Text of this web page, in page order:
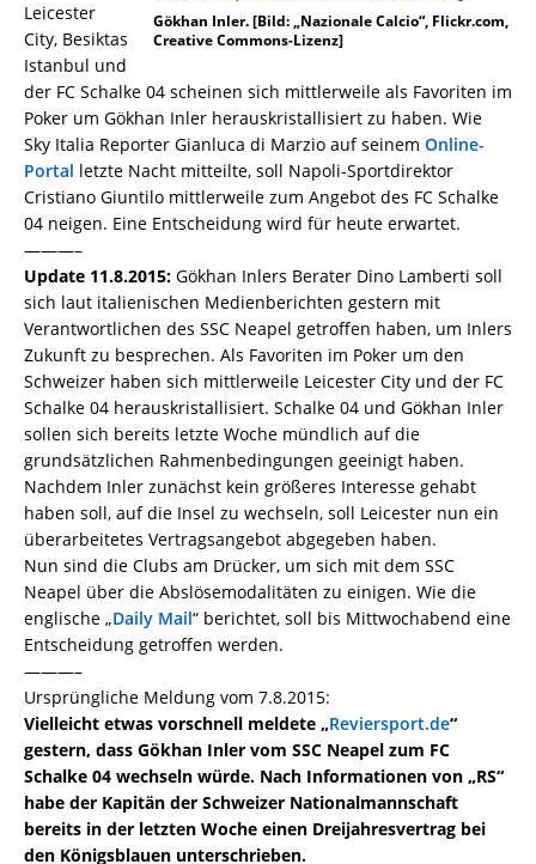
Gökhan Inler. [Bild: „Nazionale Calcio“, Flickr.com,
Creative Commons-Lizenz]
Leicester
City, Besiktas
Istanbul und
der FC Schalke 04 scheinen sich mittlerweile als Favoriten im
Poker um Gökhan Inler herauskristallisiert zu haben. Wie
Sky Italia Reporter Gianluca di Marzio auf seinem Online-
Portal letzte Nacht mitteilte, soll Napoli-Sportdirektor
Cristiano Giuntilo mittlerweile zum Angebot des FC Schalke
04 neigen. Eine Entscheidung wird für heute erwartet.
———–
Update 11.8.2015: Gökhan Inlers Berater Dino Lamberti soll
sich laut italienischen Medienberichten gestern mit
Verantwortlichen des SSC Neapel getroffen haben, um Inlers
Zukunft zu besprechen. Als Favoriten im Poker um den
Schweizer haben sich mittlerweile Leicester City und der FC
Schalke 04 herauskristallisiert. Schalke 04 und Gökhan Inler
sollen sich bereits letzte Woche mündlich auf die
grundsätzlichen Rahmenbedingungen geeinigt haben.
Nachdem Inler zunächst kein größeres Interesse gehabt
haben soll, auf die Insel zu wechseln, soll Leicester nun ein
überarbeitetes Vertragsangebot abgegeben haben.
Nun sind die Clubs am Drücker, um sich mit dem SSC
Neapel über die Abslösemodalitäten zu einigen. Wie die
englische „Daily Mail“ berichtet, soll bis Mittwochabend eine
Entscheidung getroffen werden.
———–
Ursprüngliche Meldung vom 7.8.2015:
Vielleicht etwas vorschnell meldete „Reviersport.de“
gestern, dass Gökhan Inler vom SSC Neapel zum FC
Schalke 04 wechseln würde. Nach Informationen von „RS“
habe der Kapitän der Schweizer Nationalmannschaft
bereits in der letzten Woche einen Dreijahresvertrag bei
den Königsblauen unterschrieben.